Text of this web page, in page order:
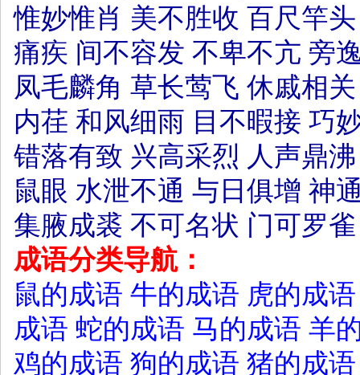
惟妙惟肖 美不胜收 百尺竿头
痛疾 间不容发 不卑不亢 旁
凤毛麟角 草长莺飞 休戚相关
内荏 和风细雨 目不暇接 巧
错落有致 兴高采烈 人声鼎沸
鼠眼 水泄不通 与日俱增 神
集腋成裘 不可名状 门可罗雀
成语分类导航：
鼠的成语 牛的成语 虎的成语
成语 蛇的成语 马的成语 羊
鸡的成语 狗的成语 猪的成语